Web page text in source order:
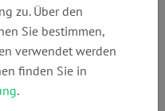
zu. Über den
Sie bestimmen,
verwendet werden
finden Sie in
.